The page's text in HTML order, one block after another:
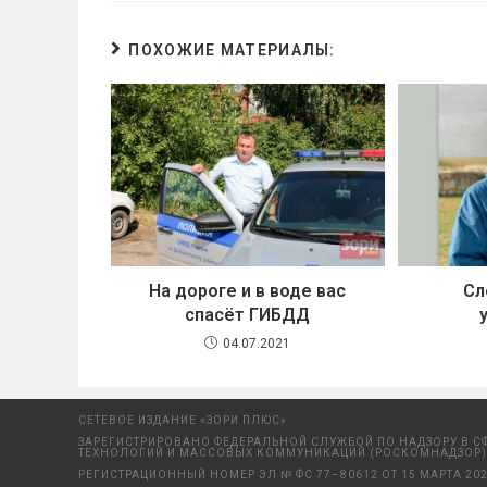
ПОХОЖИЕ МАТЕРИАЛЫ:
На дороге и в воде вас
спасёт ГИБДД
04.07.2021
СЕТЕВОЕ ИЗДАНИЕ «ЗОРИ ПЛЮС»
ЗАРЕГИСТРИРОВАНО ФЕДЕРАЛЬНОЙ СЛУЖБОЙ ПО НАДЗОРУ В
ТЕХНОЛОГИЙ И МАССОВЫХ КОММУНИКАЦИЙ (РОСКОМНАДЗОР)
РЕГИСТРАЦИОННЫЙ НОМЕР ЭЛ № ФС 77–80612 ОТ 15 МАРТА